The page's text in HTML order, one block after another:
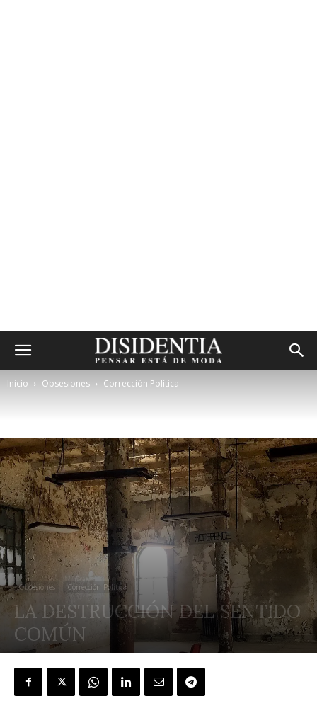
Inicio Obsesiones Corrección Política
Obsesiones Corrección Política
LA DESTRUCCIÓN DEL SENTIDO
COMÚN
POR CARLOS BARRIO - 30 junio, 2020